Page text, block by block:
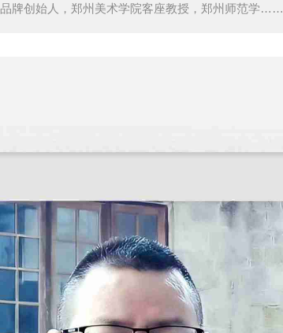
牌创始人，郑州美术学院客座教授，郑州师范学……